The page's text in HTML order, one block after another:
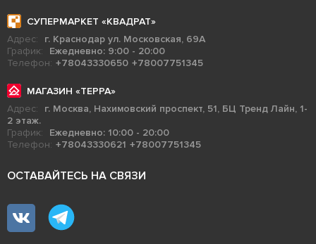
СУПЕРМАРКЕТ «КВАДРАТ»
Адрес:
г. Краснодар ул. Московская, 69А
График:
Ежедневно: 9:00 - 20:00
Телефон: +78043330650 +78007751345
МАГАЗИН «ТЕРРА»
Адрес:
г. Москва, Нахимовский проспект, 51, БЦ Тренд Лайн, 1-
2 этаж.
График:
Ежедневно: 10:00 - 20:00
Телефон: +78043330621 +78007751345
ОСТАВАЙТЕСЬ НА СВЯЗИ